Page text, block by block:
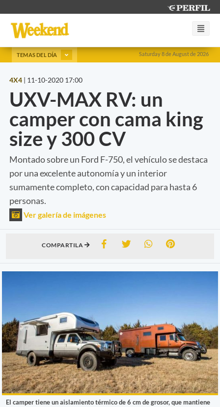
Saturday 8 de August de 2026
TEMAS DEL DÍA
4X4 | 11-10-2020 17:00
UXV-MAX RV: un
camper con cama king
size y 300 CV
Montado sobre un Ford F-750, el vehículo se destaca
por una excelente autonomía y un interior
sumamente completo, con capacidad para hasta 6
personas.
Ver galería de imágenes
COMPARTILA
El camper tiene un aislamiento térmico de 6 cm de grosor, que mantiene